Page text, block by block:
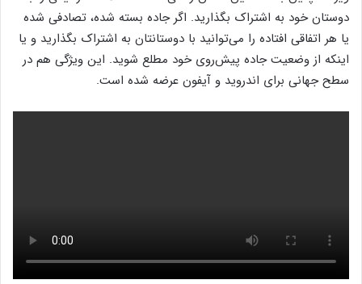
دوستان خود به اشتراک بگذارید. اگر جاده بسته شده، تصادفی شده
یا هر اتفاقی افتاده را می‌توانید با دوستانتان به اشتراک بگذارید و یا
اینکه از وضعیت جاده پیش‌روی خود مطلع شوید. این ویژگی هم در
سطح جهانی برای اندروید و آیفون عرضه شده است.